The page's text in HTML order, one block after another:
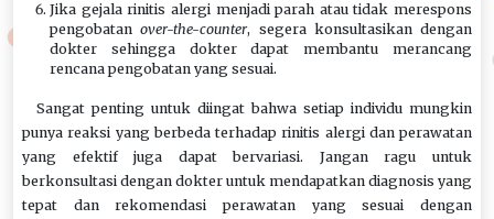
Jika gejala rinitis alergi menjadi parah atau tidak merespons
pengobatanover-the-counter, segera konsultasikan dengan
dokter sehingga dokter dapat membantu merancang
rencana pengobatan yang sesuai.
Sangat penting untuk diingat bahwa setiap individu mungkin
punya reaksi yang berbeda terhadap rinitis alergi dan perawatan
yang efektif juga dapat bervariasi. Jangan ragu untuk
berkonsultasi dengan dokter untuk mendapatkan diagnosis yang
tepat dan rekomendasi perawatan yang sesuai dengan